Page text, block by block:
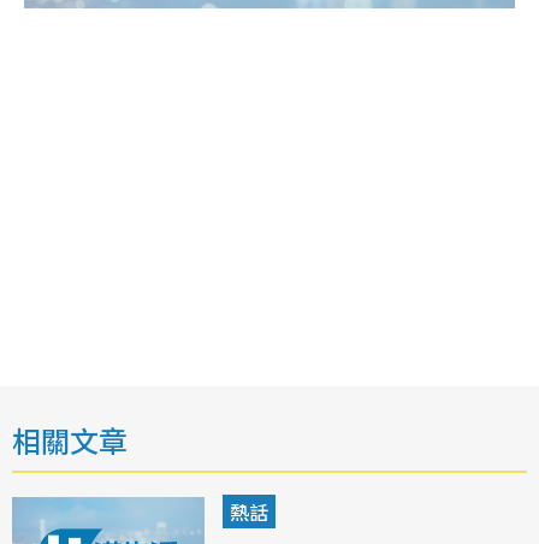
相關文章
熱話